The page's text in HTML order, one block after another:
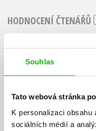
Souhlas
Tato webová stránka
K personalizaci
sociálních médií a
HODNOCENÍ ČTENÁŘŮ
Přihlásit